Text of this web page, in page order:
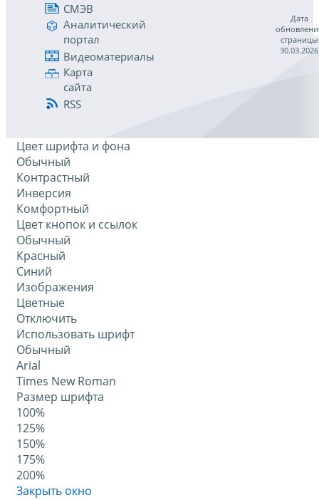
СМЭВ
Аналитический
портал
Видеоматериалы
Карта
сайта
RSS
Дата
страницы
30.03.2026
Цвет шрифта и фона
Обычный
Контрастный
Инверсия
Комфортный
Цвет кнопок и ссылок
Обычный
Красный
Синий
Изображения
Цветные
Отключить
Использовать шрифт
Обычный
Arial
Times New Roman
Размер шрифта
100%
125%
150%
175%
200%
Закрыть окно